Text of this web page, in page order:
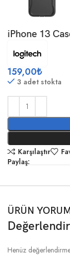
iPhone 13
159,00₺
3 adet stokta
Karşılaştır
Paylaş:
ÜRÜN
Henüz değerlendirme